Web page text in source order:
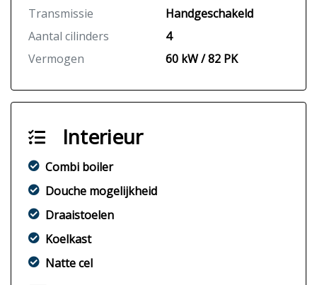
Transmissie
Handgeschakeld
Aantal cilinders
4
Vermogen
60 kW / 82 PK
Interieur
Combi boiler
Douche mogelijkheid
Draaistoelen
Koelkast
Natte cel